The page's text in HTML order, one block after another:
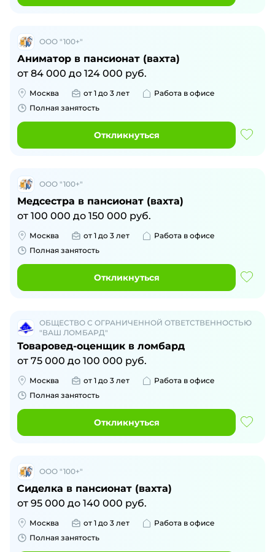
ООО "100+"
Аниматор в пансионат (вахта)
от 84 000 до 124 000 руб.
Москва от 1 до 3 лет
Работа в офисе
Полная занятость
Откликнуться
ООО "100+"
Медсестра в пансионат (вахта)
от 100 000 до 150 000 руб.
Москва от 1 до 3 лет
Работа в офисе
Полная занятость
Откликнуться
ОБЩЕСТВО С ОГРАНИЧЕННОЙ ОТВЕТСТВЕННОСТЬЮ
"ВАШ ЛОМБАРД"
Товаровед-оценщик в ломбард
от 75 000 до 100 000 руб.
Москва от 1 до 3 лет
Работа в офисе
Полная занятость
Откликнуться
ООО "100+"
Сиделка в пансионат (вахта)
от 95 000 до 140 000 руб.
Москва от 1 до 3 лет
Работа в офисе
Полная занятость